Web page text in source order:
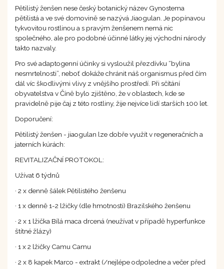
Pětilistý ženšen nese český botanický název Gynostema
pětilistá a ve své domovině se nazývá Jiaogulan. Je popínavou
tykvovitou rostlinou a s pravým ženšenem nemá nic
společného, ale pro podobné účinné látky jej východní národy
takto nazvaly.
Pro své adaptogenní účinky si vysloužil přezdívku “bylina
nesmrtelnosti”, neboť dokáže chránit náš organismus před čím
dál víc škodlivými vlivy z vnějšího prostředí. Při sčítání
obyvatelstva v Číně bylo zjištěno, že v oblastech, kde se
pravidelně pije čaj z této rostliny, žije nejvíce lidí starších 100 let.
Doporučení:
Pětilistý ženšen - jiaogulan lze dobře využít v regeneračních a
jaterních kúrách:
REVITALIZAČNÍ PROTOKOL:
Užívat 6 týdnů
· 2 x denně šálek Pětilistého ženšenu
· 1 x denně 1-2 lžičky (dle hmotnosti) Brazilského ženšenu
· 2 x 1 lžička Bílá maca drcená (neužívat v případě hyperfunkce
štítné žlázy)
· 1 x 2 lžičky Camu Camu
· 2 x 8 kapek Marco - extrakt (/nejlépe odpoledne a večer před